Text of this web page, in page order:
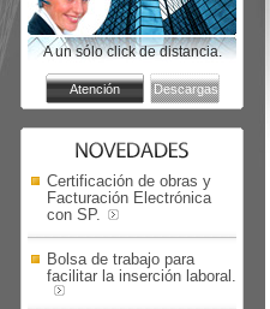
A un sólo click de distancia.
Certificación de obras y
Facturación Electrónica
con SP.
Bolsa de trabajo para
facilitar la inserción laboral.